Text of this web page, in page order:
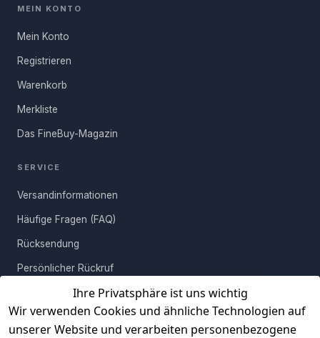
gelten abweichende Versandkosten.
FRAGE ABSENDEN
Ihre Privatsphäre ist uns wichtig
Wir verwenden Cookies und ähnliche Technologien auf
unserer Website und verarbeiten personenbezogene
MEIN KONTO
Mein Konto
Registrieren
Warenkorb
Merkliste
Das FineBuy-Magazin
SERVICE
Versandinformationen
Häufige Fragen (FAQ)
Rücksendung
Persönlicher Rückruf
Erfahrungen
Vertrag widerrufen